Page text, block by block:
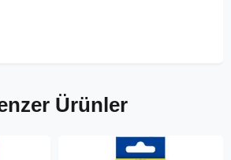
Ürünler